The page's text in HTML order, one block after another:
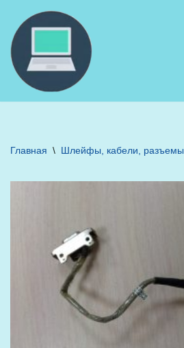
Перейти
к
содержимому
Главная \ Шлейфы, кабели, разъемы